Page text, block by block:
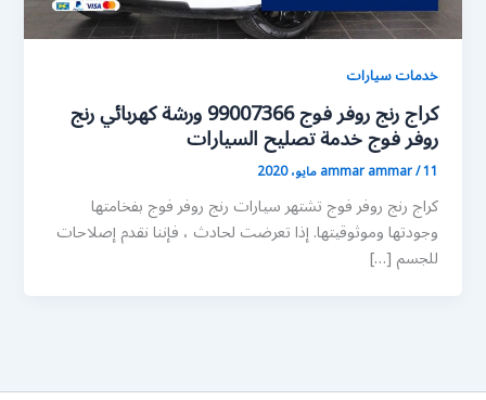
خدمات سيارات
كراج رنج روفر فوج 99007366 ورشة كهربائي رنج
روفر فوج خدمة تصليح السيارات
ammar ammar/11 مايو، 2020
كراج رنج روفر فوج تشتهر سيارات رنج روفر فوج بفخامتها
وجودتها وموثوقيتها. إذا تعرضت لحادث ، فإننا نقدم إصلاحات
للجسم […]